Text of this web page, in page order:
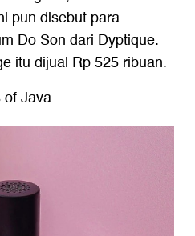
pun disebut para
Do Son dari Dyptique.
itu dijual Rp 525 ribuan.
Java